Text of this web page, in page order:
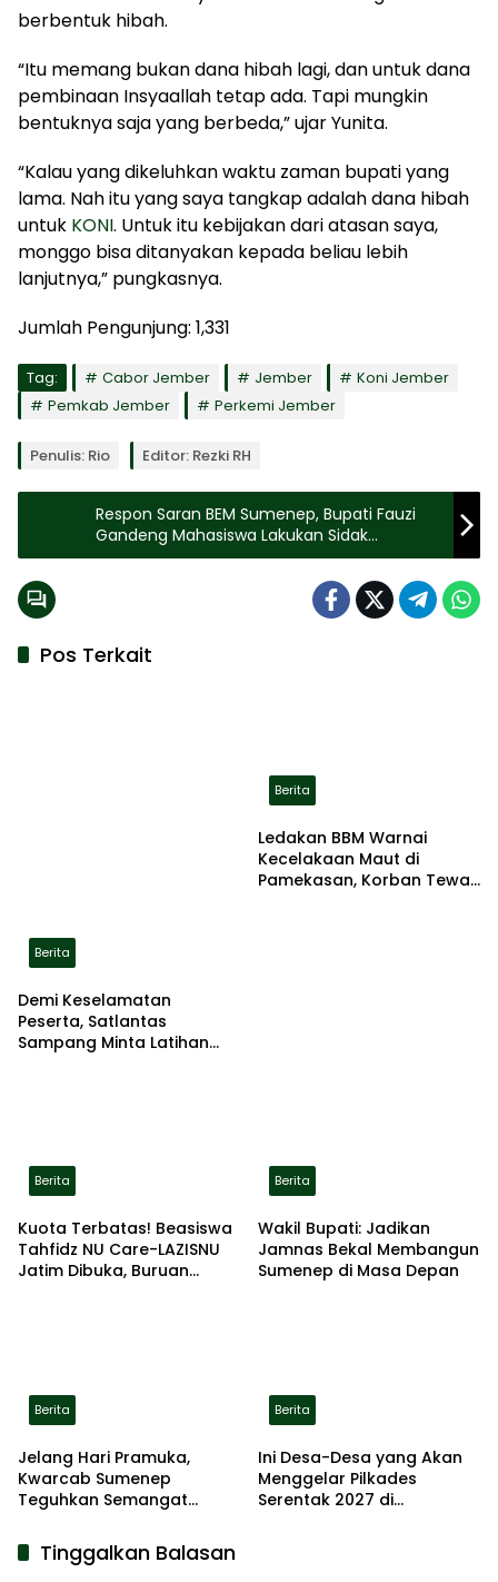
berbentuk hibah.
“Itu memang bukan dana hibah lagi, dan untuk dana
pembinaan Insyaallah tetap ada. Tapi mungkin
bentuknya saja yang berbeda,” ujar Yunita.
“Kalau yang dikeluhkan waktu zaman bupati yang
lama. Nah itu yang saya tangkap adalah dana hibah
untuk KONI. Untuk itu kebijakan dari atasan saya,
monggo bisa ditanyakan kepada beliau lebih
lanjutnya,” pungkasnya.
Jumlah Pengunjung: 1,331
Tag: Cabor Jember Jember
Koni Jember
Pemkab Jember
Perkemi Jember
Penulis: Rio Editor: Rezki RH
Respon Saran BEM Sumenep, Bupati Fauzi
Gandeng Mahasiswa Lakukan Sidak
Kemiskinan
Pos Terkait
Berita
Demi Keselamatan
Peserta, Satlantas
Sampang Minta Latihan
Berita
Ledakan BBM Warnai
Kecelakaan Maut di
Pamekasan, Korban Tewas
Berita
Kuota Terbatas! Beasiswa
Tahfidz NU Care-LAZISNU
Jatim Dibuka, Buruan
Berita
Wakil Bupati: Jadikan
Jamnas Bekal Membangun
Sumenep di Masa Depan
Berita
Jelang Hari Pramuka,
Kwarcab Sumenep
Teguhkan Semangat
Pahlawan
Berita
Ini Desa-Desa yang Akan
Menggelar Pilkades
Serentak 2027 di
Tinggalkan Balasan